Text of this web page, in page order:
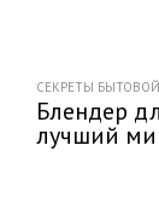
СЕКРЕТЫ
Блендер
лучший